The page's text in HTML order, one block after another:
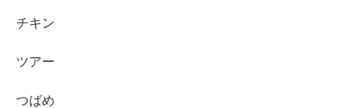
チキン
ツアー
つばめ